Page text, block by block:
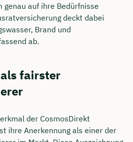
genau auf ihre Bedürfnisse
deckt dabei
Brand und
ab.
fairster
der CosmosDirekt
ihre Anerkennung als einer der
mit Jonas
bis Freitag von 8 bis